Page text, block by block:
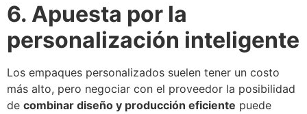
6. Apuesta por la
personalización inteligente
Los empaques personalizados suelen tener un costo
más alto, pero negociar con el proveedor la posibilidad
de combinar diseño y producción eficiente puede